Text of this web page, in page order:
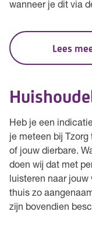
wanneer je dit via
Lees
Heb je een
je meteen bij
of jouw dierbare.
doen wij dat met
luisteren naar
thuis zo
zijn bovendien